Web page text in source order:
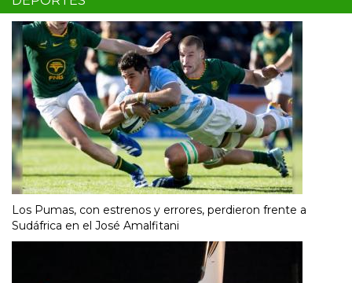
Los Pumas, con estrenos y errores, perdieron frente a
Sudáfrica en el José Amalfitani